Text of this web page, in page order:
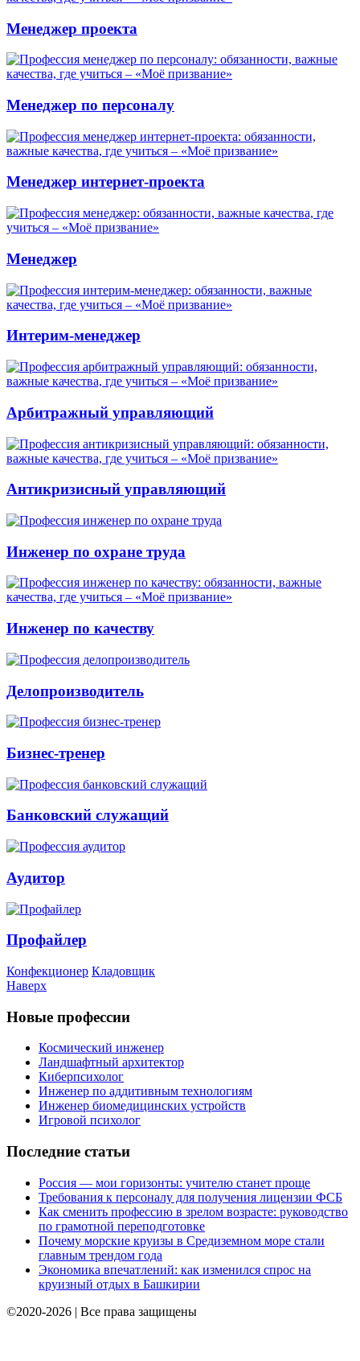
Менеджер проекта
Менеджер по персоналу
Менеджер интернет-проекта
Менеджер
Интерим-менеджер
Арбитражный управляющий
Антикризисный управляющий
Инженер по охране труда
Инженер по качеству
Делопроизводитель
Бизнес-тренер
Банковский служащий
Аудитор
Профайлер
Конфекционер Кладовщик
Наверх
Новые профессии
Космический инженер
Ландшафтный архитектор
Киберпсихолог
Инженер по аддитивным технологиям
Инженер биомедицинских устройств
Игровой психолог
Последние статьи
Россия — мои горизонты: учителю станет проще
Требования к персоналу для получения лицензии ФСБ
Как сменить профессию в зрелом возрасте: руководство
по грамотной переподготовке
Почему морские круизы в Средиземном море стали
главным трендом года
Экономика впечатлений: как изменился спрос на
круизный отдых в Башкирии
©2020-2026 | Все права защищены